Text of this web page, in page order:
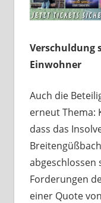
Verschuldung
Einwohner
Auch die
erneut Thema:
dass das
abgeschlossen
Forderungen
einer Quote